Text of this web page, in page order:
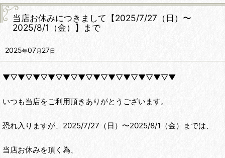
当店お休みにつきまして【2025/7/27（日）〜
2025/8/1（金）】まで
2025年07月 27日
▼▽▼▽▼▽▼▽▼▽▼▽▼▽▼▽▼▽▼▽▼▽▼
いつも当店をご利用頂きありがとうございます。
恐れ入りますが、2025/7/27（日）〜2025/8/1（金）までは、
当店お休みを頂く為、